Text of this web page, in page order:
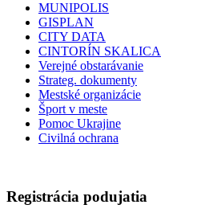
MUNIPOLIS
GISPLAN
CITY DATA
CINTORÍN SKALICA
Verejné obstarávanie
Strateg. dokumenty
Mestské organizácie
Šport v meste
Pomoc Ukrajine
Civilná ochrana
Registrácia podujatia